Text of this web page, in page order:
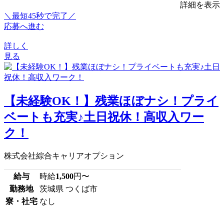
詳細を表示
＼最短45秒で完了／
応募へ進む
詳しく
見る
【未経験OK！】残業ほぼナシ！プライ
ベートも充実♪土日祝休！高収入ワー
ク！
株式会社綜合キャリアオプション
給与 時給1,500円〜
勤務地
茨城県 つくば市
寮・社宅 なし